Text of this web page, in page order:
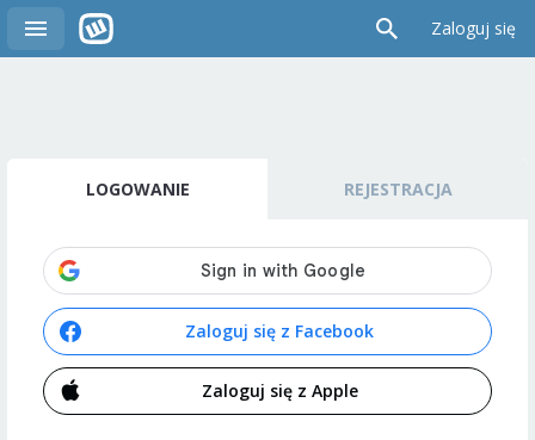
Zaloguj się
LOGOWANIE REJESTRACJA
Zaloguj się z Facebook
Zaloguj się z Apple